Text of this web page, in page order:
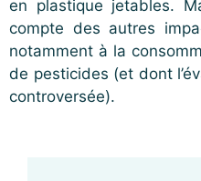
en plastique jetables.
compte des autres
notamment à la
de pesticides (et dont
controversée).